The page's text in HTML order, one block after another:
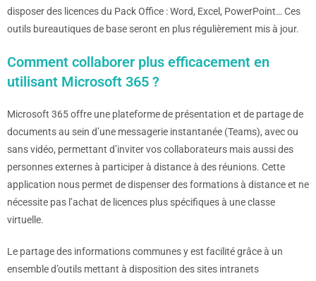
disposer des licences du Pack Office : Word, Excel, PowerPoint… Ces
outils bureautiques de base seront en plus régulièrement mis à jour.
Comment collaborer plus efficacement en
utilisant Microsoft 365 ?
Microsoft 365 offre une plateforme de présentation et de partage de
documents au sein d’une messagerie instantanée (Teams), avec ou
sans vidéo, permettant d’inviter vos collaborateurs mais aussi des
personnes externes à participer à distance à des réunions. Cette
application nous permet de dispenser des formations à distance et ne
nécessite pas l’achat de licences plus spécifiques à une classe
virtuelle.
Le partage des informations communes y est facilité grâce à un
ensemble d’outils mettant à disposition des sites intranets